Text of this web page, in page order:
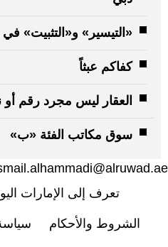
«التيسير» و«التثبيت»
كفاكم عبثاً
العقار ليس مجرد رقم أو
سوق مكاتب الفئة «ب»
تعرف إلى الإمارات
الشروط والأحكام